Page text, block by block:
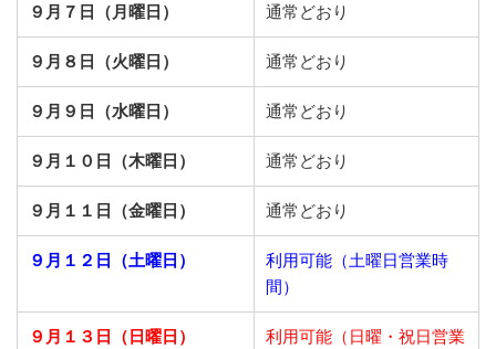
９月７日（月曜日） 通常どおり
９月８日（火曜日） 通常どおり
９月９日（水曜日） 通常どおり
９月１０日（木曜日） 通常どおり
９月１１日（金曜日） 通常どおり
９月１２日（土曜日）
利用可能（土曜日営業時
間）
９月１３日（日曜日）
利用可能（日曜・祝日営業